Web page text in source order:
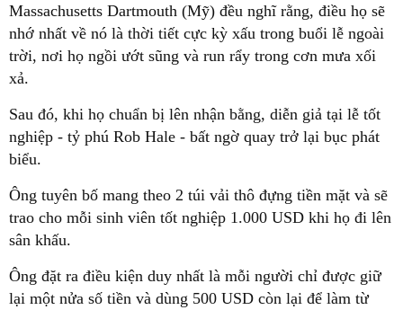
Massachusetts Dartmouth (Mỹ) đều nghĩ rằng, điều họ sẽ
nhớ nhất về nó là thời tiết cực kỳ xấu trong buổi lễ ngoài
trời, nơi họ ngồi ướt sũng và run rẩy trong cơn mưa xối
xả.
Sau đó, khi họ chuẩn bị lên nhận bằng, diễn giả tại lễ tốt
nghiệp - tỷ phú Rob Hale - bất ngờ quay trở lại bục phát
biểu.
Ông tuyên bố mang theo 2 túi vải thô đựng tiền mặt và sẽ
trao cho mỗi sinh viên tốt nghiệp 1.000 USD khi họ đi lên
sân khấu.
Ông đặt ra điều kiện duy nhất là mỗi người chỉ được giữ
lại một nửa số tiền và dùng 500 USD còn lại để làm từ